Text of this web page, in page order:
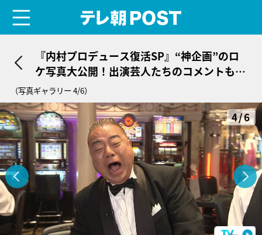
『内村プロデュース復活SP』“神企画”のロ
ケ写真大公開！出演芸人たちのコメントも到
着
（写真ギャラリー 4/6）
4/6